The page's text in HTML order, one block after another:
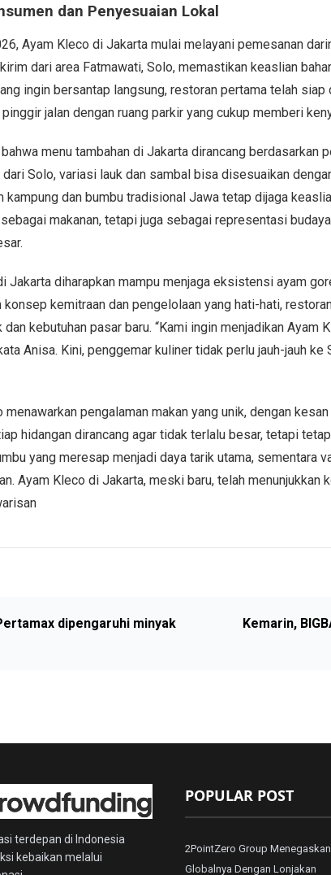
dan Penyesuaian Lokal
Ayam Kleco di Jakarta mulai melayani pemesanan
dari area Fatmawati, Solo, memastikan keaslian
ingin bersantap langsung, restoran pertama telah
jalan dengan ruang parkir yang cukup memberi
menu tambahan di Jakarta dirancang berdasarkan
Solo, variasi lauk dan sambal bisa disesuaikan
kampung dan bumbu tradisional Jawa tetap dijaga
makanan, tetapi juga sebagai representasi
Jakarta diharapkan mampu menjaga eksistensi ayam
konsep kemitraan dan pengelolaan yang hati-hati,
dan kebutuhan pasar baru. “Kami ingin menjadikan Ayam
Anisa. Kini, penggemar kuliner tidak perlu jauh-jauh
pengalaman makan yang unik, dengan
hidangan dirancang agar tidak terlalu besar, tetapi
yang meresap menjadi daya tarik utama, sementara
Ayam Kleco di Jakarta, meski baru, telah menunjukkan
dipengaruhi minyak
Kemarin,
terdepan di Indonesia
kebaikan melalui
POPULAR POST
2PointZero Group
Globalnya Dengan Lonjakan